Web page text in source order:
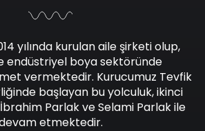
yılında kurulan aile şirketi olup,
endüstriyel boya sektöründe
vermektedir. Kurucumuz Tevfik
başlayan bu yolculuk, ikinci
Parlak ve Selami Parlak ile
etmektedir.